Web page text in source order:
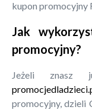
kupon promocyjny
Jak
promocyjny?
Jeżeli znasz
promocyjny, dzieli